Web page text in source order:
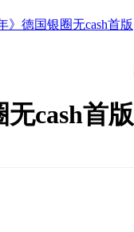
》德国银圈无cash首版
无cash首版